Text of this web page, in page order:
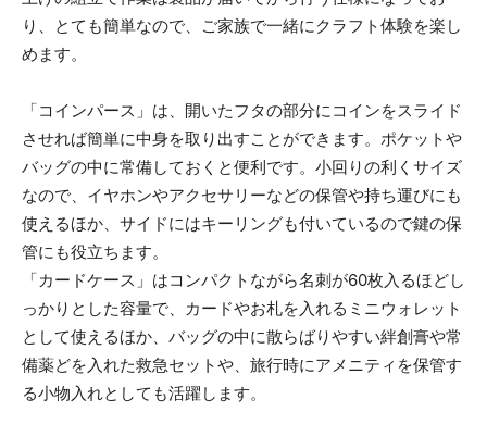
り、とても簡単なので、ご家族で一緒にクラフト体験を楽し
めます。
「コインパース」は、開いたフタの部分にコインをスライド
させれば簡単に中身を取り出すことができます。ポケットや
バッグの中に常備しておくと便利です。小回りの利くサイズ
なので、イヤホンやアクセサリーなどの保管や持ち運びにも
使えるほか、サイドにはキーリングも付いているので鍵の保
管にも役立ちます。
「カードケース」はコンパクトながら名刺が60枚入るほどし
っかりとした容量で、カードやお札を入れるミニウォレット
として使えるほか、バッグの中に散らばりやすい絆創膏や常
備薬どを入れた救急セットや、旅行時にアメニティを保管す
る小物入れとしても活躍します。